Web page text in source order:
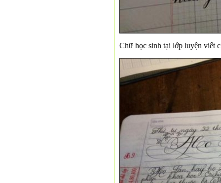
Chữ học sinh tại lớp luyện viết